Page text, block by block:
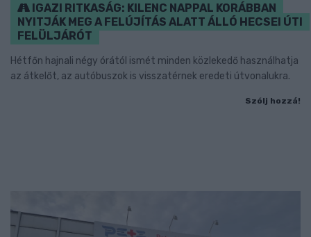
IGAZI RITKASÁG: KILENC NAPPAL KORÁBBAN
NYITJÁK MEG A FELÚJÍTÁS ALATT ÁLLÓ HECSEI ÚTI
FELÜLJÁRÓT
Hétfőn hajnali négy órától ismét minden közlekedő használhatja
az átkelőt, az autóbuszok is visszatérnek eredeti útvonalukra.
Szólj hozzá!